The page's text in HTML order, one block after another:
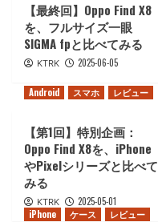
【最終回】Oppo Find X8
を、フルサイズ一眼
SIGMA fpと比べてみる
KTRK 2025-06-05
Android
スマホ レビュー
【第1回】特別企画：
Oppo Find X8を、iPhone
やPixelシリーズと比べて
みる
KTRK 2025-05-01
iPhone
ケース レビュー